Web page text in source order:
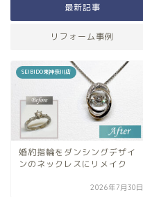
最新記事
リフォーム事例
SEIBIDO東神奈川店
婚約指輪をダンシングデザイ
ンのネックレスにリメイク
2026年7月30日